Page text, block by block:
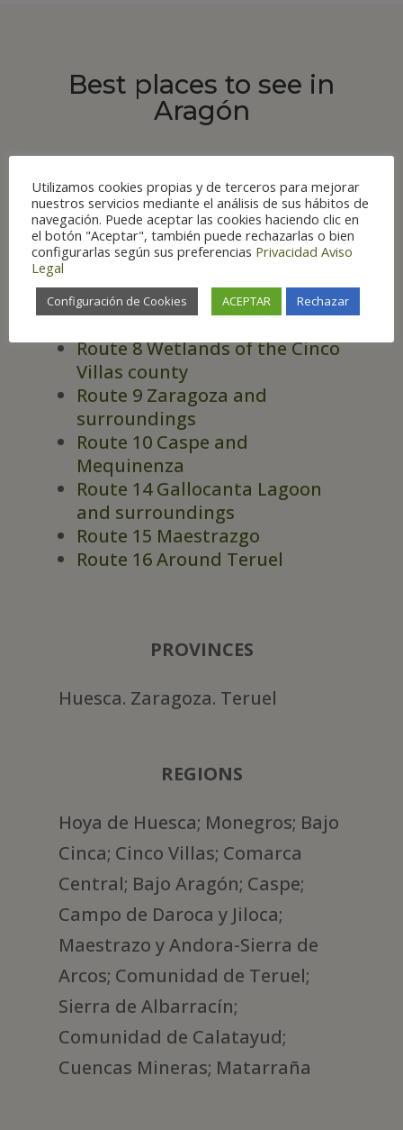
Best places to see in
Aragón
ROUTES
Route 6 Huesca and
Route 7 Monegros and Bajo
Route 8 Wetlands of the Cinco
Villas county
Route 9 Zaragoza and
surroundings
Route 10 Caspe and
Mequinenza
Route 14 Gallocanta Lagoon
and surroundings
Route 15 Maestrazgo
Route 16 Around Teruel
PROVINCES
Huesca. Zaragoza. Teruel
REGIONS
Hoya de Huesca; Monegros; Bajo
Cinca; Cinco Villas; Comarca
Central; Bajo Aragón; Caspe;
Campo de Daroca y Jiloca;
Maestrazo y Andora-Sierra de
Arcos; Comunidad de Teruel;
Sierra de Albarracín;
Comunidad de Calatayud;
Cuencas Mineras; Matarraña
Utilizamos cookies propias y de terceros para mejorar
nuestros servicios mediante el análisis de sus hábitos de
navegación. Puede aceptar las cookies haciendo clic en
el botón "Aceptar", también puede rechazarlas o bien
configurarlas según sus preferencias Privacidad Aviso
Legal
Configuración de Cookies ACEPTAR Rechazar